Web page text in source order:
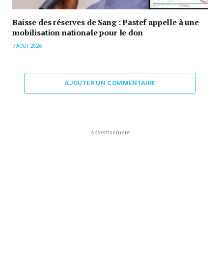
Baisse des réserves de Sang : Pastef appelle à une
mobilisation nationale pour le don
7 AOÛT 2026
AJOUTER UN COMMENTAIRE
Advertisement